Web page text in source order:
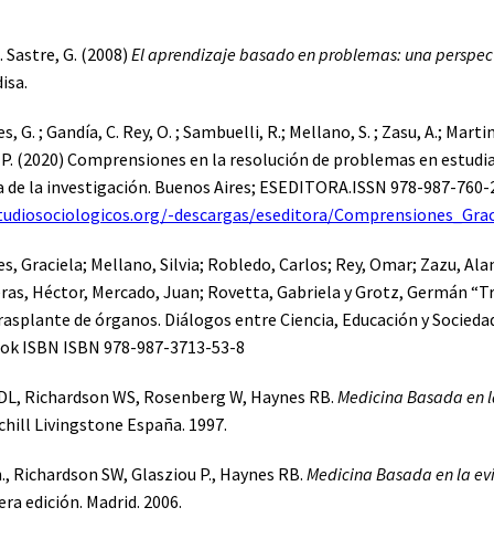
Sastre, G. (2008) El aprendizaje basado en problemas: una
G. ; Gandía, C. Rey, O. ; Sambuelli, R.; Mellano, S. ; Zasu, A.;
(2020) Comprensiones en la resolución de problemas en
la investigación. Buenos Aires; ESEDITORA.ISSN 978-987-
descargas/eseditora/
Graciela; Mellano, Silvia; Robledo, Carlos; Rey, Omar; Zazu,
Héctor, Mercado, Juan; Rovetta, Gabriela y Grotz, Germán
de órganos. Diálogos entre Ciencia, Educación y
ISBN ISBN 978-987-3713-53-8
Richardson WS, Rosenberg W, Haynes RB. Medicina Basada en
Livingstone España. 1997.
Richardson SW, Glasziou P., Haynes RB. Medicina Basada en la
edición. Madrid. 2006.